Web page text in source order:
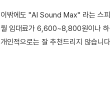
이밖에도 "AI Sound Max" 라는 스
월 임대료가 6,600~8,800원이나 하
개인적으로는 잘 추천드리지 않습니